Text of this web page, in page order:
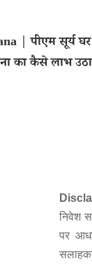
| पीएम सूर्य घर
का कैसे लाभ
निवेश
पर